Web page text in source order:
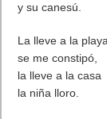
y su canesú.
La lleve a la
se me constipó,
la lleve a la casa
la niña lloro.